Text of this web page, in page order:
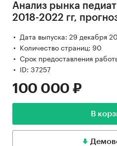
Анализ рынка
2018-2022 гг,
Дата выпуска: 29 декабря
Количество страниц: 90
Срок предоставления
ID: 37257
100 000 ₽
В